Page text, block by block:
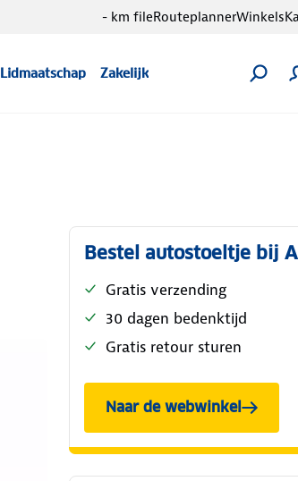
Lidmaatschap Zakelijk
- km fileRouteplannerWinkels
Bestel autostoeltje bij
Gratis verzending
30 dagen bedenktijd
Gratis retour sturen
Naar de webwinkel